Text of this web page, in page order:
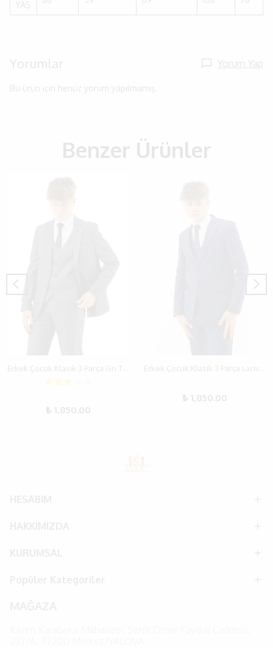
YAŞ
Yorumlar Yorum Yap
Bu ürün için henüz yorum yapılmamış.
Benzer Ürünler
₺ 1,850.00
₺ 1,850.00